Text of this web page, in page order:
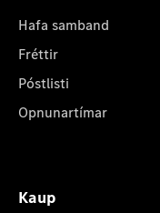
Hafa samband
Fréttir
Póstlisti
Opnunartímar
Kaup